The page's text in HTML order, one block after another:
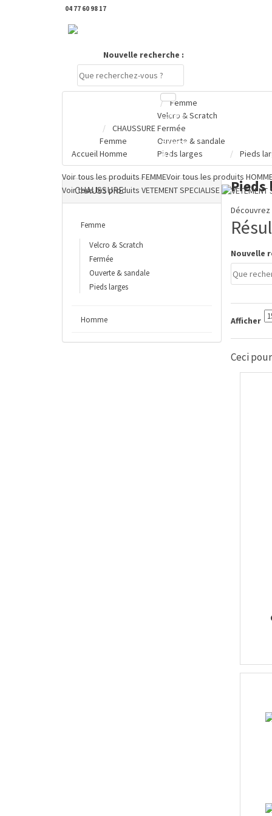
04 77 60 98 17
Nouvelle recherche :
Compte
PANIER
0 €
Voir tous les produitsFEMMEVoir tous les produits
Voir tous les produits VETEMENT SPECIALISE
Accueil
CHAUSSURE
Femme
Homme
Femme
Velcro & Scratch
Fermée
Ouverte & sandale
Pieds larges
Pieds
CHAUSSURE
Femme
Velcro & Scratch
Fermée
Ouverte & sandale
Pieds larges
Homme
Pieds
Nouvelle
Afficher
Ceci